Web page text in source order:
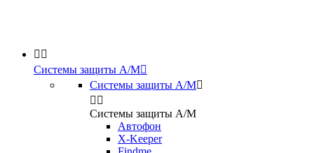
 
Системы защиты А/М
Системы защиты А/М
 
Системы защиты А/М
Автофон
X-Keeper